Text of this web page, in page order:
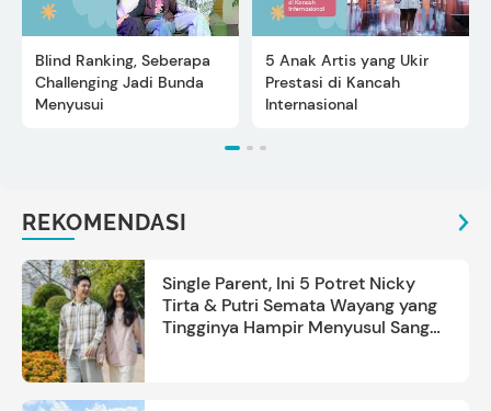
Blind Ranking, Seberapa
Challenging Jadi Bunda
Menyusui
5 Anak Artis yang Ukir
Prestasi di Kancah
Internasional
REKOMENDASI
Single Parent, Ini 5 Potret Nicky
Tirta & Putri Semata Wayang yang
Tingginya Hampir Menyusul Sang